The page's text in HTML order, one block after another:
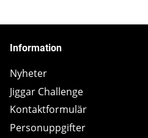
Information
Nyheter
Jiggar Challenge
Kontaktformulär
Personuppgifter